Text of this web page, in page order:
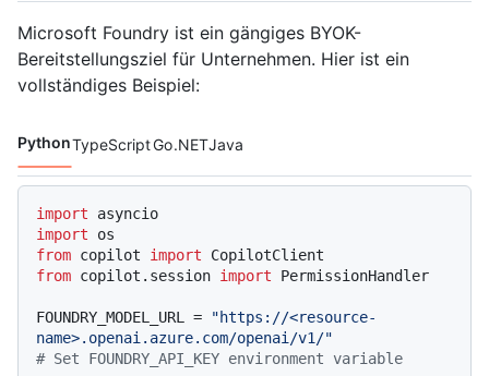
Microsoft Foundry ist ein gängiges BYOK-
Bereitstellungsziel für Unternehmen. Hier ist ein
vollständiges Beispiel:
Codesprachen navigation
PythonTypeScriptGo.NETJava
import
import
from copilot import
from copilot.session import PermissionHandler
FOUNDRY_MODEL_URL =
"https://<resource-
name>.openai.azure.com/openai/v1/"
# Set FOUNDRY_API_KEY environment variable